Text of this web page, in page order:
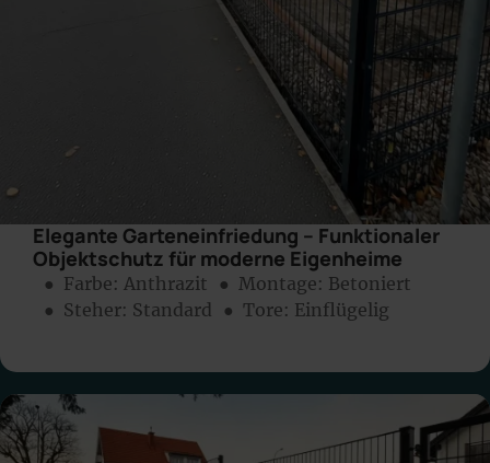
Elegante Garteneinfriedung – Funktionaler
Objektschutz für moderne Eigenheime
● Farbe: Anthrazit ● Montage: Betoniert
● Steher: Standard
● Tore: Einflügelig